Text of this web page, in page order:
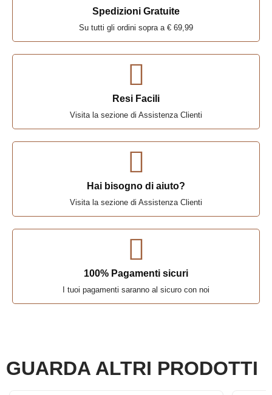
Spedizioni Gratuite
Su tutti gli ordini sopra a € 69,99
Resi Facili
Visita la sezione di Assistenza Clienti
Hai bisogno di aiuto?
Visita la sezione di Assistenza Clienti
100% Pagamenti sicuri
I tuoi pagamenti saranno al sicuro con noi
GUARDA ALTRI PRODOTTI